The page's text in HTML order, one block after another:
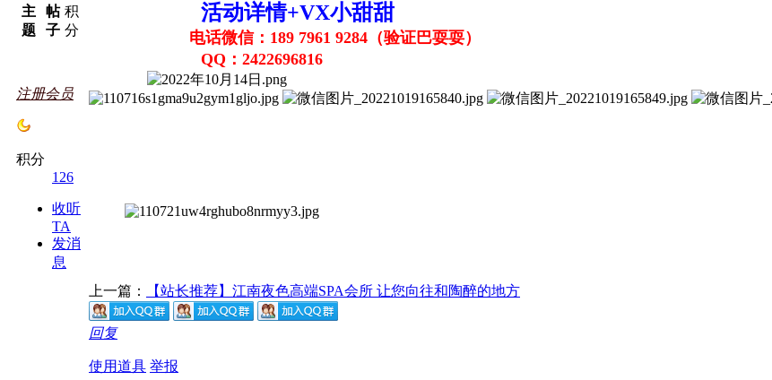
主
题
帖
子
积
分
注册会员
积分
126
收听
TA
发消
息
活动详情+VX小甜甜
电话微信： 189 7961 9284 （验证巴耍耍）
QQ：2422696816
上一篇： 【站长推荐】江南夜色高端SPA会所 让您向往和陶醉的地方
回复
使用道具 举报